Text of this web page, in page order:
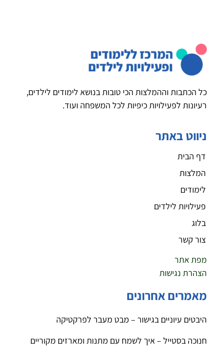
כל הכתבות וההמלצות הכי טובות בנושא לימודים לילדים,
רעיונות לפעילויות כיפיות לכל המשפחה ועוד.
ניווט באתר
דף הבית
המלצות
לימודים
פעילויות לילדים
בלוג
צור קשר
מפת אתר
הצהרת נגישות
מאמרים אחרונים
היבטים עיוניים בגישור – מבט מעבר לפרקטיקה
חנוכה בסטייל – איך לשמח עם מתנות ומארזים מקוריים